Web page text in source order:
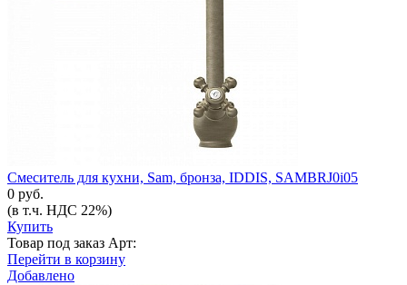
Смеситель для кухни, Sam, бронза, IDDIS, SAMBRJ0i05
0 руб.
(в т.ч. НДС 22%)
Купить
Товар под заказ Арт:
Перейти в корзину
Добавлено